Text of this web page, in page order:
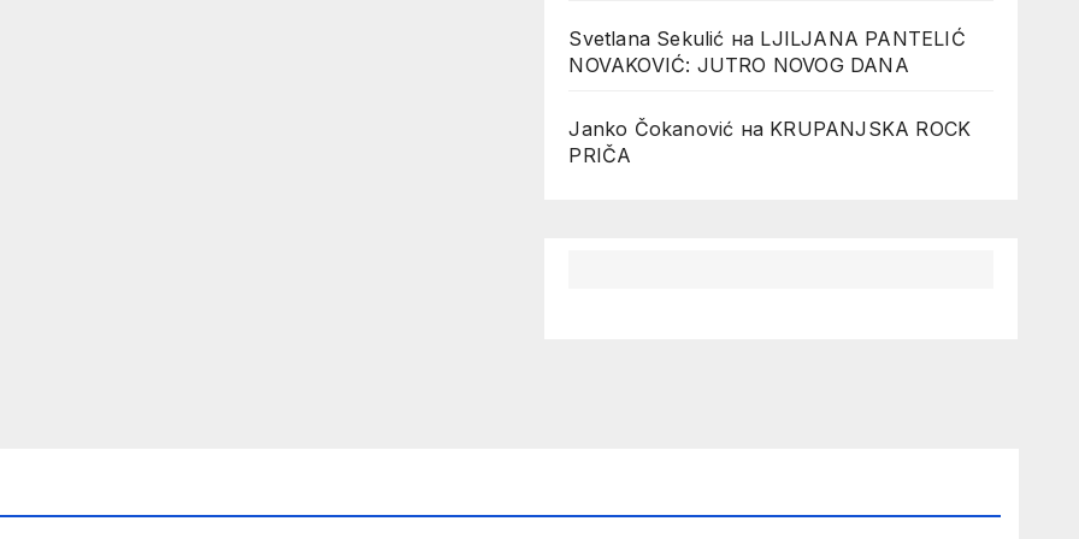
Svetlana Sekulić на LJILJANA PANTELIĆ
NOVAKOVIĆ: JUTRO NOVOG DANA
Janko Čokanović на KRUPANJSKA ROCK
PRIČA